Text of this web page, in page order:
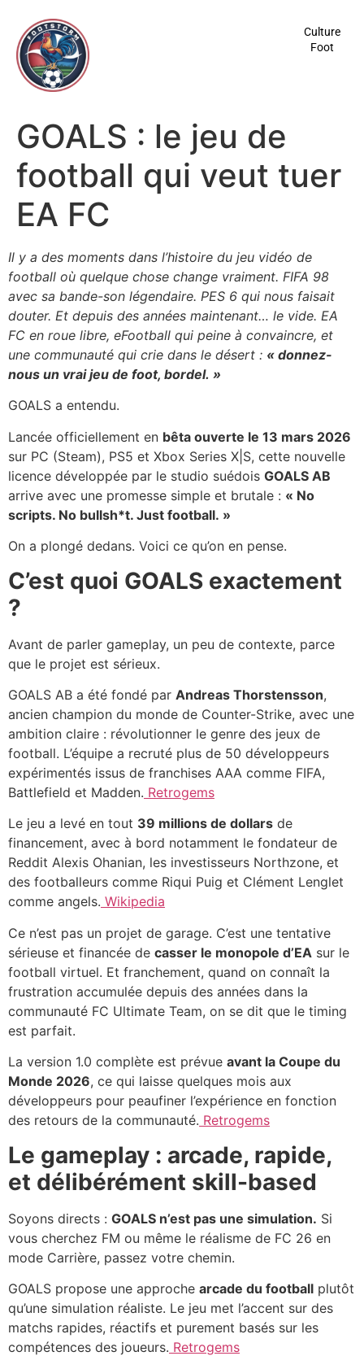
principal
Culture
Foot
GOALS : le jeu de
football qui veut tuer
EA FC
Il y a des moments dans l’histoire du jeu vidéo de
football où quelque chose change vraiment. FIFA 98
avec sa bande-son légendaire. PES 6 qui nous faisait
douter. Et depuis des années maintenant… le vide. EA
FC en roue libre, eFootball qui peine à convaincre, et
une communauté qui crie dans le désert : « donnez-
nous un vrai jeu de foot, bordel. »
GOALS a entendu.
Lancée officiellement en bêta ouverte le 13 mars 2026
sur PC (Steam), PS5 et Xbox Series X|S, cette nouvelle
licence développée par le studio suédois GOALS AB
arrive avec une promesse simple et brutale : « No
scripts. No bullsh*t. Just football. »
On a plongé dedans. Voici ce qu’on en pense.
C’est quoi GOALS exactement
?
Avant de parler gameplay, un peu de contexte, parce
que le projet est sérieux.
GOALS AB a été fondé par Andreas Thorstensson,
ancien champion du monde de Counter-Strike, avec une
ambition claire : révolutionner le genre des jeux de
football. L’équipe a recruté plus de 50 développeurs
expérimentés issus de franchises AAA comme FIFA,
Battlefield et Madden. Retrogems
Le jeu a levé en tout 39 millions de dollars de
financement, avec à bord notamment le fondateur de
Reddit Alexis Ohanian, les investisseurs Northzone, et
des footballeurs comme Riqui Puig et Clément Lenglet
comme angels. Wikipedia
Ce n’est pas un projet de garage. C’est une tentative
sérieuse et financée de casser le monopole d’EA sur le
football virtuel. Et franchement, quand on connaît la
frustration accumulée depuis des années dans la
communauté FC Ultimate Team, on se dit que le timing
est parfait.
La version 1.0 complète est prévue avant la Coupe du
Monde 2026, ce qui laisse quelques mois aux
développeurs pour peaufiner l’expérience en fonction
des retours de la communauté. Retrogems
Le gameplay : arcade, rapide,
et délibérément skill-based
Soyons directs : GOALS n’est pas une simulation. Si
vous cherchez FM ou même le réalisme de FC 26 en
mode Carrière, passez votre chemin.
GOALS propose une approche arcade du football plutôt
qu’une simulation réaliste. Le jeu met l’accent sur des
matchs rapides, réactifs et purement basés sur les
compétences des joueurs. Retrogems